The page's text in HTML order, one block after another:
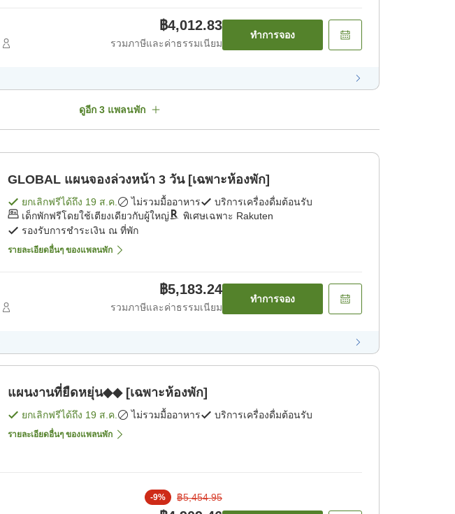
฿4,012.83
รวมภาษีและค่าธรรมเนียม
ทำการจอง
ดูอีก 3แพลนพัก
GLOBAL แผนจองล่วงหน้า 3 วัน [เฉพาะห้องพัก]
ยกเลิกฟรีได้ถึง 19 ส.ค. ไม่รวมมื้ออาหาร
บริการเครื่องดื่มต้อนรับ
เด็กพักฟรีโดยใช้เตียงเดียวกับผู้ใหญ่
พิเศษเฉพาะ Rakuten
รองรับการชำระเงิน ณ ที่พัก
รายละเอียดอื่นๆ ของแพลนพัก
฿5,183.24
รวมภาษีและค่าธรรมเนียม
ทำการจอง
แผนงานที่ยืดหยุ่น◆◆ [เฉพาะห้องพัก]
ยกเลิกฟรีได้ถึง 19 ส.ค. ไม่รวมมื้ออาหาร บริการเครื่องดื่มต้อนรับ
รายละเอียดอื่นๆ ของแพลนพัก
-9% ฿5,454.95